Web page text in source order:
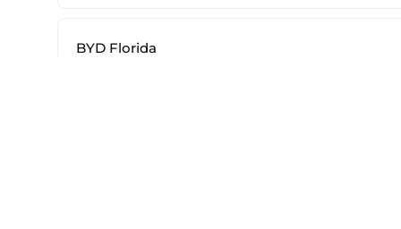
BYD Florida